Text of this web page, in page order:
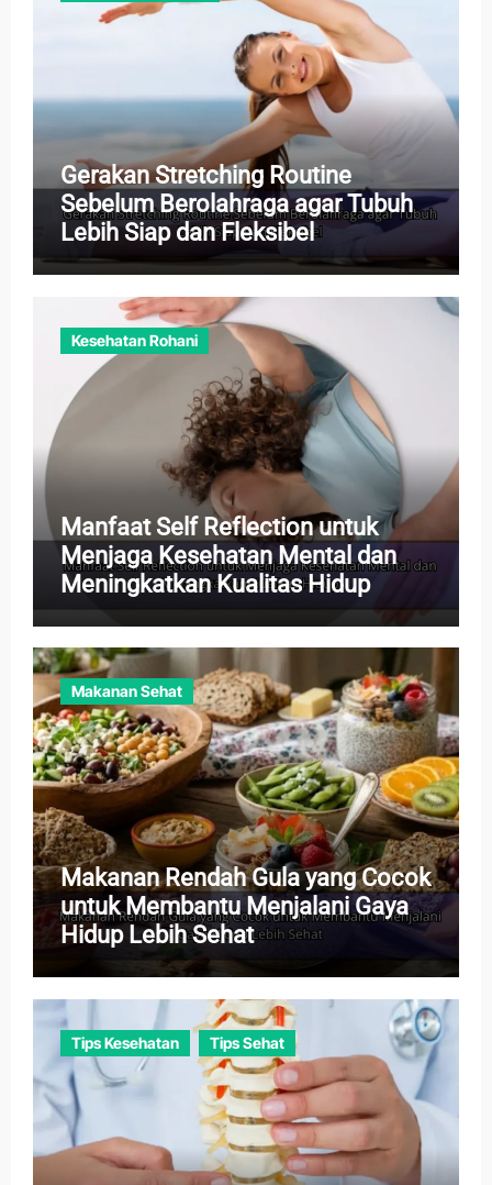
Gerakan Stretching Routine
Sebelum Berolahraga agar Tubuh
Lebih Siap dan Fleksibel
Kesehatan Rohani
Manfaat Self Reflection untuk
Menjaga Kesehatan Mental dan
Meningkatkan Kualitas Hidup
Makanan Sehat
Makanan Rendah Gula yang Cocok
untuk Membantu Menjalani Gaya
Hidup Lebih Sehat
Tips Kesehatan Tips Sehat